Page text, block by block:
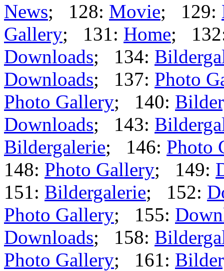
News; 128: Movie; 129:
Gallery; 131: Home;
Downloads; 134:
Downloads; 137: Photo
Photo Gallery; 140:
Downloads; 143:
Bildergalerie; 146: Photo
148: Photo Gallery; 149:
151: Bildergalerie; 152:
Photo Gallery; 155:
Downloads; 158:
Photo Gallery; 161: